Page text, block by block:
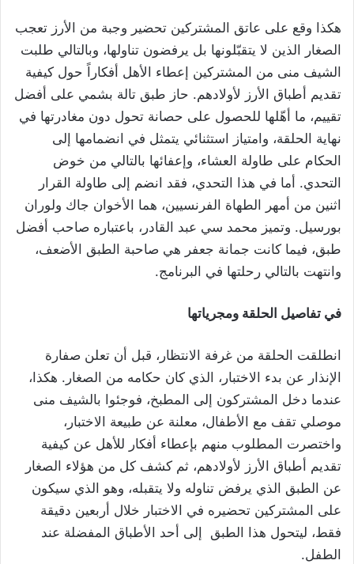
هكذا وقع على عاتق المشتركين تحضير وجبة من الأرز تعجب
الصغار الذين لا يتقبّلونها بل يرفضون تناولها، وبالتالي طلبت
الشيف منى من المشتركين إعطاء الأهل أفكاراً حول كيفية
تقديم أطباق الأرز لأولادهم. حاز طبق تالة بشمي على أفضل
تقييم، ما أهّلها للحصول على حصانة تحول دون مغادرتها في
نهاية الحلقة، وامتياز استثنائي يتمثل في انضمامها إلى
الحكام على طاولة العشاء، وإعفائها بالتالي من خوض
التحدي. أما في هذا التحدي، فقد انضم إلى طاولة القرار
اثنين من أمهر الطهاة الفرنسيين، هما الأخوان جاك ولوران
بورسيل. وتميز محمد سي عبد القادر، باعتباره صاحب أفضل
طبق، فيما كانت جمانة جعفر هي صاحبة الطبق الأضعف،
وانتهت بالتالي رحلتها في البرنامج.
في تفاصيل الحلقة ومجرياتها
انطلقت الحلقة من غرفة الانتظار، قبل أن تعلن صفارة
الإنذار عن بدء الاختبار، الذي كان حكامه من الصغار. هكذا،
عندما دخل المشتركون إلى المطبخ، فوجئوا بالشيف منى
موصلي تقف مع الأطفال، معلنة عن طبيعة الاختبار،
واختصرت المطلوب منهم بإعطاء أفكار للأهل عن كيفية
تقديم أطباق الأرز لأولادهم، ثم كشف كل من هؤلاء الصغار
عن الطبق الذي يرفض تناوله ولا يتقبله، وهو الذي سيكون
على المشتركين تحضيره في الاختبار خلال أربعين دقيقة
فقط، ليتحول هذا الطبق إلى أحد الأطباق المفضلة عند
الطفل.